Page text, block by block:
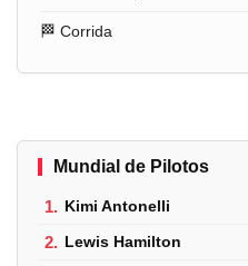
🏁 Corrida
Mundial de Pilotos
1. Kimi Antonelli
2. Lewis Hamilton